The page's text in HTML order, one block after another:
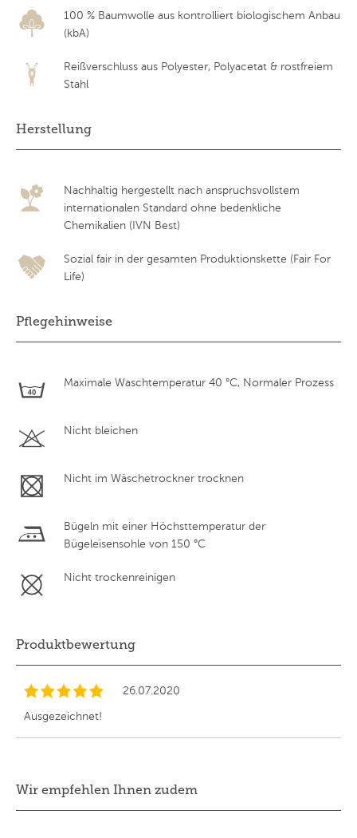
100 % Baumwolle aus kontrolliert biologischem Anbau
(kbA)
Reißverschluss aus Polyester, Polyacetat & rostfreiem
Stahl
Herstellung
Nachhaltig hergestellt nach anspruchsvollstem
internationalen Standard ohne bedenkliche
Chemikalien (IVN Best)
Sozial fair in der gesamten Produktionskette (Fair For
Life)
Pflegehinweise
Maximale Waschtemperatur 40 °C, Normaler Prozess
Nicht bleichen
Nicht im Wäschetrockner trocknen
Bügeln mit einer Höchsttemperatur der
Bügeleisensohle von 150 °C
Nicht trockenreinigen
Produktbewertung
26.07.2020
Ausgezeichnet!
Wir empfehlen Ihnen zudem